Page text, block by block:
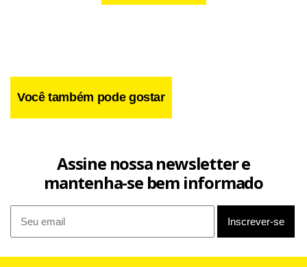
Você também pode gostar
Assine nossa newsletter e
mantenha-se bem informado